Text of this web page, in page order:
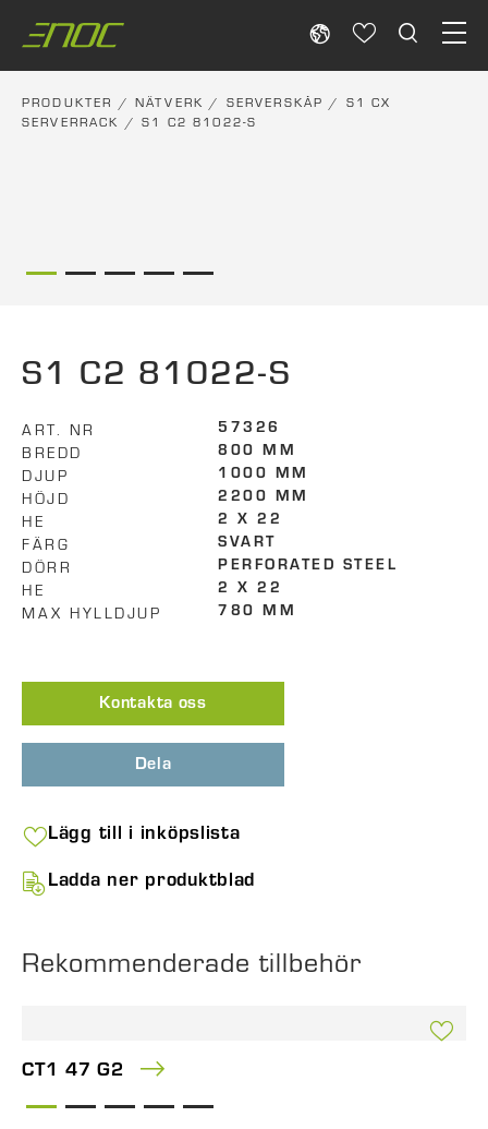
content
PRODUKTER / NÄTVERK / SERVERSKÅP / S1 CX
SERVERRACK
/ S1 C2 81022-S
S1 C2 81022-S
ART. NR 57326
BREDD 800 MM
DJUP 1000 MM
HÖJD 2200 MM
HE 2 X 22
FÄRG SVART
DÖRR PERFORATED STEEL
HE 2 X 22
MAX HYLLDJUP 780 MM
Kontakta oss
Dela
Lägg till i inköpslista
Ladda ner produktblad
Rekommenderade tillbehör
CT1 47 G2